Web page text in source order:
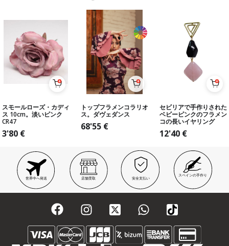
スモールローズ・カディ
ス 10cm。淡いピンク
CR47
3'80 €
トップフラメンコラリオ
ス。ダヴェダンス
68'55 €
セビリアで手作りされた
ベビーピンクのフラメン
コの長いイヤリング
12'40 €
世界中へ発送 店舗受取 安全支払い
スペインの手作り